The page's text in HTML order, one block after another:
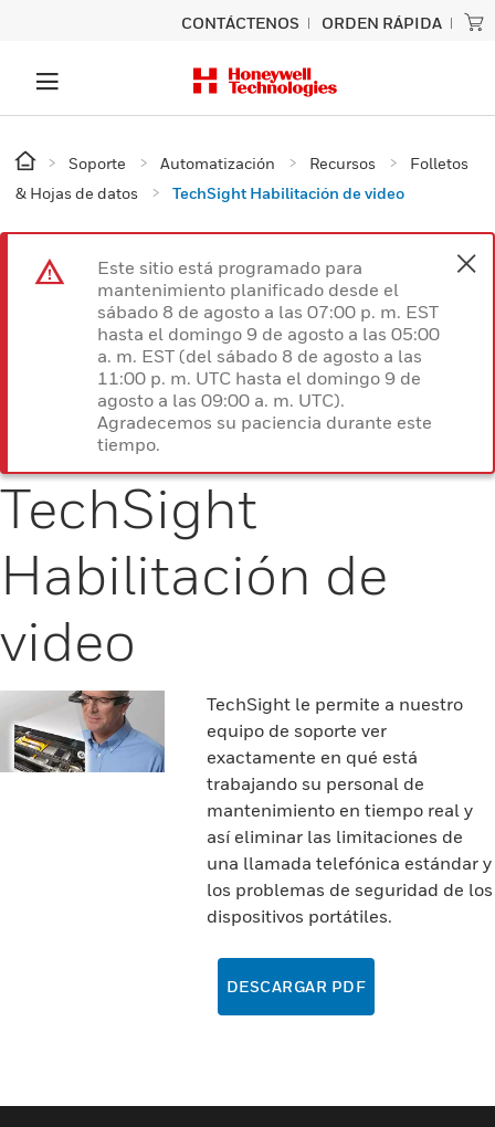
CONTÁCTENOS ORDEN RÁPIDA
Soporte Automatización Recursos
Folletos
& Hojas de datos
TechSight Habilitación de video
Este sitio está programado para
mantenimiento planificado desde el
sábado 8 de agosto a las 07:00 p. m. EST
hasta el domingo 9 de agosto a las 05:00
a. m. EST (del sábado 8 de agosto a las
11:00 p. m. UTC hasta el domingo 9 de
agosto a las 09:00 a. m. UTC).
Agradecemos su paciencia durante este
tiempo.
TechSight
Habilitación de
video
TechSight le permite a nuestro
equipo de soporte ver
exactamente en qué está
trabajando su personal de
mantenimiento en tiempo real y
así eliminar las limitaciones de
una llamada telefónica estándar y
los problemas de seguridad de los
dispositivos portátiles.
DESCARGAR PDF